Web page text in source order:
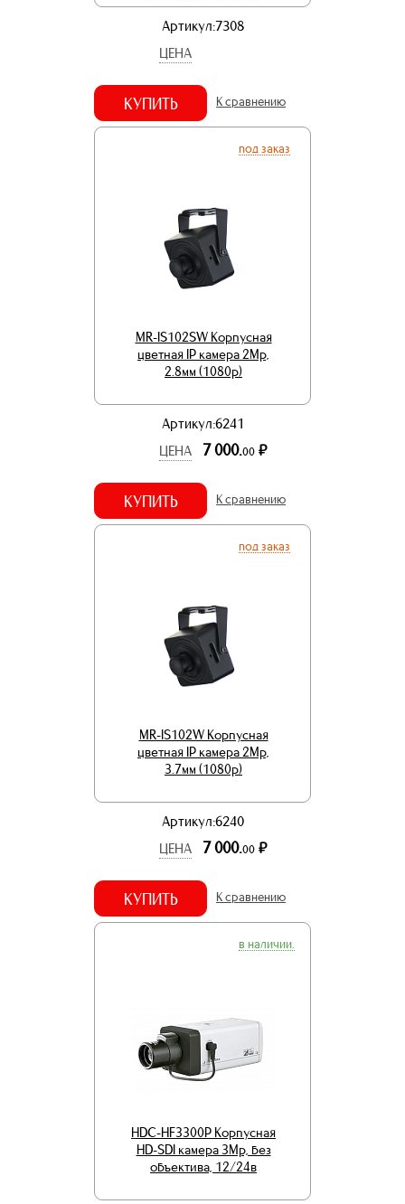
Артикул:7308
ЦЕНА
КУПИТЬ К сравнению
под заказ
MR-IS102SW Корпусная
цветная IP камера 2Mp,
2.8мм (1080p)
Артикул:6241
ЦЕНА
7 000.00 р.
КУПИТЬ К сравнению
под заказ
MR-IS102W Корпусная
цветная IP камера 2Mp,
3.7мм (1080p)
Артикул:6240
ЦЕНА
7 000.00 р.
КУПИТЬ К сравнению
в наличии.
HDC-HF3300P Корпусная
HD-SDI камера 3Mp, без
объектива, 12/24в